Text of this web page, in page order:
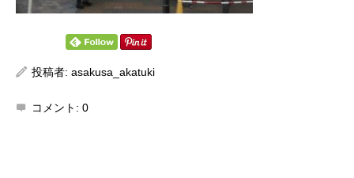
投稿者: asakusa_akatuki
コメント: 0